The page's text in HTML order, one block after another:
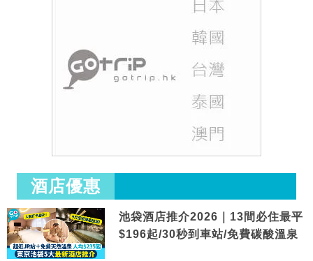
酒店優惠
池袋酒店推介2026｜13間必住最平
$196起/30秒到車站/免費碳酸溫泉